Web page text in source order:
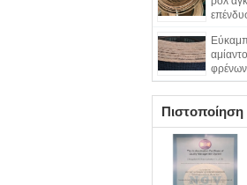
φρένων
Πιστοποίηση